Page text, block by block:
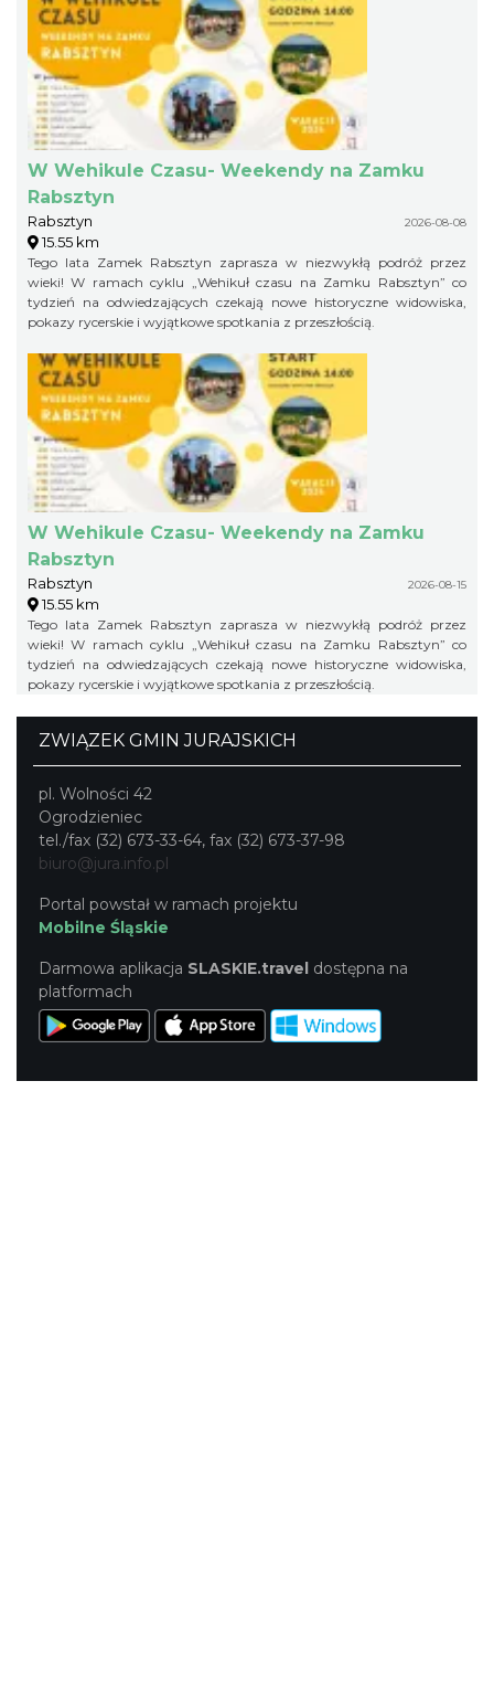
W Wehikule Czasu- Weekendy na Zamku
Rabsztyn
Rabsztyn 2026-08-08
15.55 km
Tego lata Zamek Rabsztyn zaprasza w niezwykłą podróż przez
wieki! W ramach cyklu „Wehikuł czasu na Zamku Rabsztyn” co
tydzień na odwiedzających czekają nowe historyczne widowiska,
pokazy rycerskie i wyjątkowe spotkania z przeszłością.
W Wehikule Czasu- Weekendy na Zamku
Rabsztyn
Rabsztyn 2026-08-15
15.55 km
Tego lata Zamek Rabsztyn zaprasza w niezwykłą podróż przez
wieki! W ramach cyklu „Wehikuł czasu na Zamku Rabsztyn” co
tydzień na odwiedzających czekają nowe historyczne widowiska,
pokazy rycerskie i wyjątkowe spotkania z przeszłością.
ZWIĄZEK GMIN JURAJSKICH
pl. Wolności 42
Ogrodzieniec
tel./fax (32) 673-33-64, fax (32) 673-37-98
biuro@jura.info.pl
Portal powstał w ramach projektu
Mobilne Śląskie
Darmowa aplikacja SLASKIE.travel dostępna na
platformach